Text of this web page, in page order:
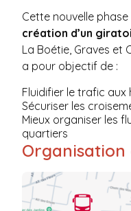
Cette nouvelle
création d’un
La Boétie, Graves et
a pour objectif de :
Fluidifier le trafic aux
Sécuriser les
Mieux organiser les
quartiers